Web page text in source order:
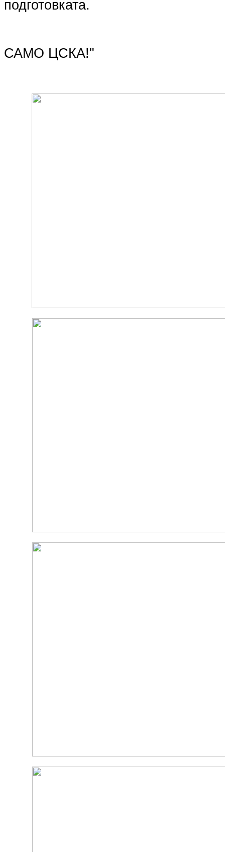
подготовката.
САМО ЦСКА!"